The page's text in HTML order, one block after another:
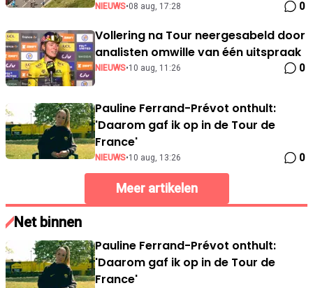
NIEUWS•08 aug, 17:28 0
Vollering na Tour neergesabeld door
analisten omwille van één uitspraak
NIEUWS•10 aug, 11:26 0
Pauline Ferrand-Prévot onthult:
'Daarom gaf ik op in de Tour de
France'
NIEUWS•10 aug, 13:26 0
Meer artikelen
Net binnen
Pauline Ferrand-Prévot onthult:
'Daarom gaf ik op in de Tour de
France'